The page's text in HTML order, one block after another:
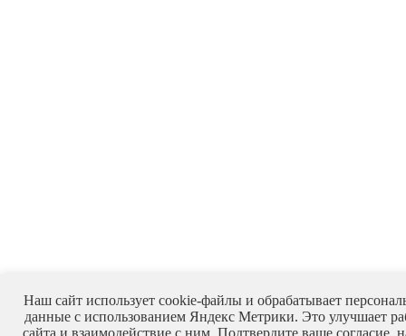
Наш сайт использует cookie-файлы и обрабатывает
данные с использованием Яндекс Метрики. Это улучшает
сайта и взаимодействие с ним. Подтвердите ваше согласие,